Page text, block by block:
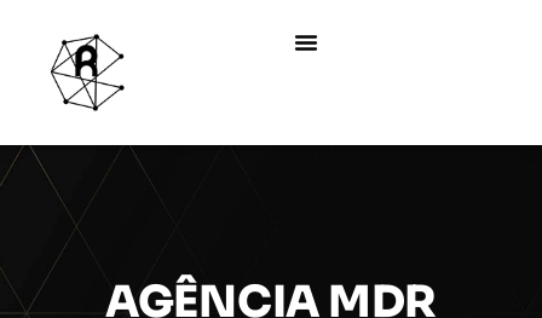
AGÊNCIA MDR